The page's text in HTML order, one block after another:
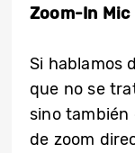
Zoom-In Mic
Si hablamos
que no se
sino también
de zoom